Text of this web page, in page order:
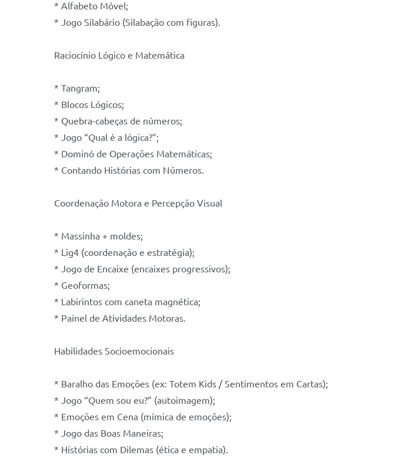
* Alfabeto Móvel;
* Jogo Silabário (Silabação com figuras).
Raciocínio Lógico e Matemática
* Tangram;
* Blocos Lógicos;
* Quebra-cabeças de números;
* Jogo “Qual é a lógica?”;
* Dominó de Operações Matemáticas;
* Contando Histórias com Números.
Coordenação Motora e Percepção Visual
* Massinha + moldes;
* Lig4 (coordenação e estratégia);
* Jogo de Encaixe (encaixes progressivos);
* Geoformas;
* Labirintos com caneta magnética;
* Painel de Atividades Motoras.
Habilidades Socioemocionais
* Baralho das Emoções (ex: Totem Kids / Sentimentos em Cartas);
* Jogo “Quem sou eu?” (autoimagem);
* Emoções em Cena (mímica de emoções);
* Jogo das Boas Maneiras;
* Histórias com Dilemas (ética e empatia).